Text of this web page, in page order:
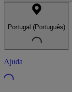
Portugal (Português)
Ajuda